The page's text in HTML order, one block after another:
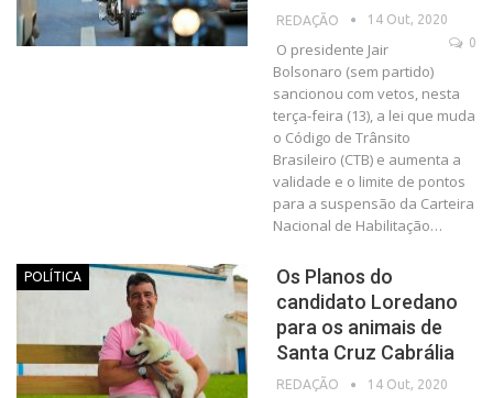
REDAÇÃO
14 Out, 2020
0
O presidente Jair
Bolsonaro (sem partido)
sancionou com vetos, nesta
terça-feira (13), a lei que muda
o Código de Trânsito
Brasileiro (CTB) e aumenta a
validade e o limite de pontos
para a suspensão da Carteira
Nacional de Habilitação…
POLÍTICA
Os Planos do
candidato Loredano
para os animais de
Santa Cruz Cabrália
REDAÇÃO
14 Out, 2020